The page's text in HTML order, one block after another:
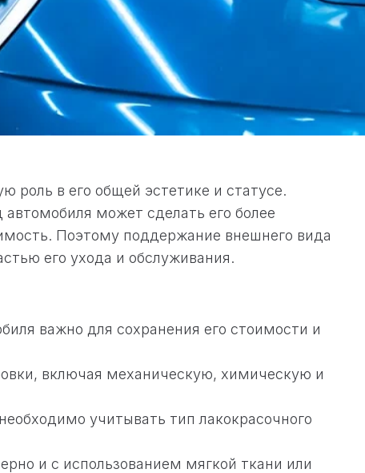
роль в его общей эстетике и статусе.
может сделать его более
Поэтому поддержание внешнего вида
его ухода и обслуживания.
важно для сохранения его стоимости и
включая механическую, химическую и
учитывать тип лакокрасочного
и с использованием мягкой ткани или